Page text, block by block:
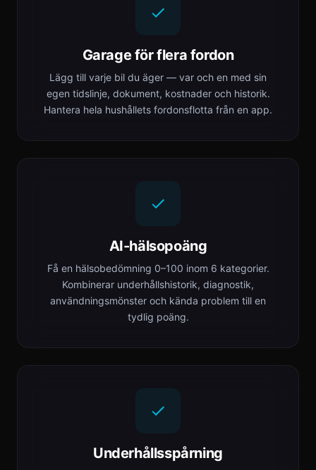
Garage för flera fordon
Lägg till varje bil du äger — var och en med sin
egen tidslinje, dokument, kostnader och historik.
Hantera hela hushållets fordonsflotta från en app.
AI-hälsopoäng
Få en hälsobedömning 0–100 inom 6 kategorier.
Kombinerar underhållshistorik, diagnostik,
användningsmönster och kända problem till en
tydlig poäng.
Underhållsspårning